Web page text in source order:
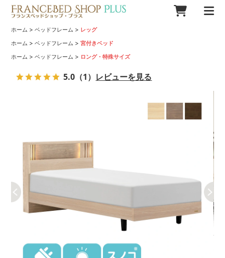
ホーム >ベッドフレーム > レッグ
ホーム >ベッドフレーム >宮付きベッド
ホーム >ベッドフレーム > ロング・特殊サイズ
5.0 （1） レビューを見る